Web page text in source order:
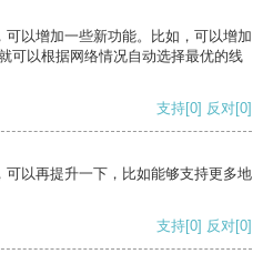
以增加一些新功能。比如，可以增加
可以根据网络情况自动选择最优的线
支持[0] 反对[0]
以再提升一下，比如能够支持更多地
支持[0] 反对[0]